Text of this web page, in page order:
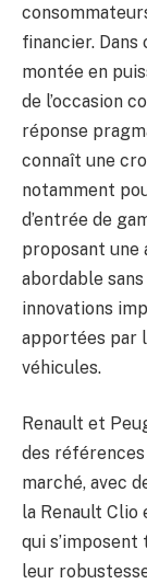
financier.
montée en
de l’occasion
réponse
connaît une
notamment
d’entrée de
proposant une
abordable
innovations
apportées par
véhicules.
Renault et
des
marché, avec
la Renault Clio
qui
leur